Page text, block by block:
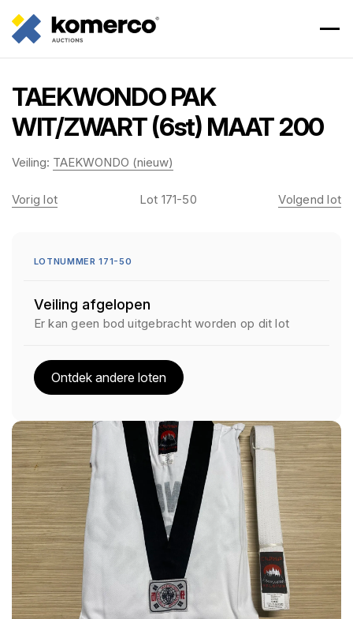
TAEKWONDO PAK
WIT/ZWART (6st) MAAT 200
Veiling: TAEKWONDO (nieuw)
Vorig lot Lot 171-50 Volgend lot
LOTNUMMER 171-50
Veiling afgelopen
Er kan geen bod uitgebracht worden op dit lot
Ontdek andere loten